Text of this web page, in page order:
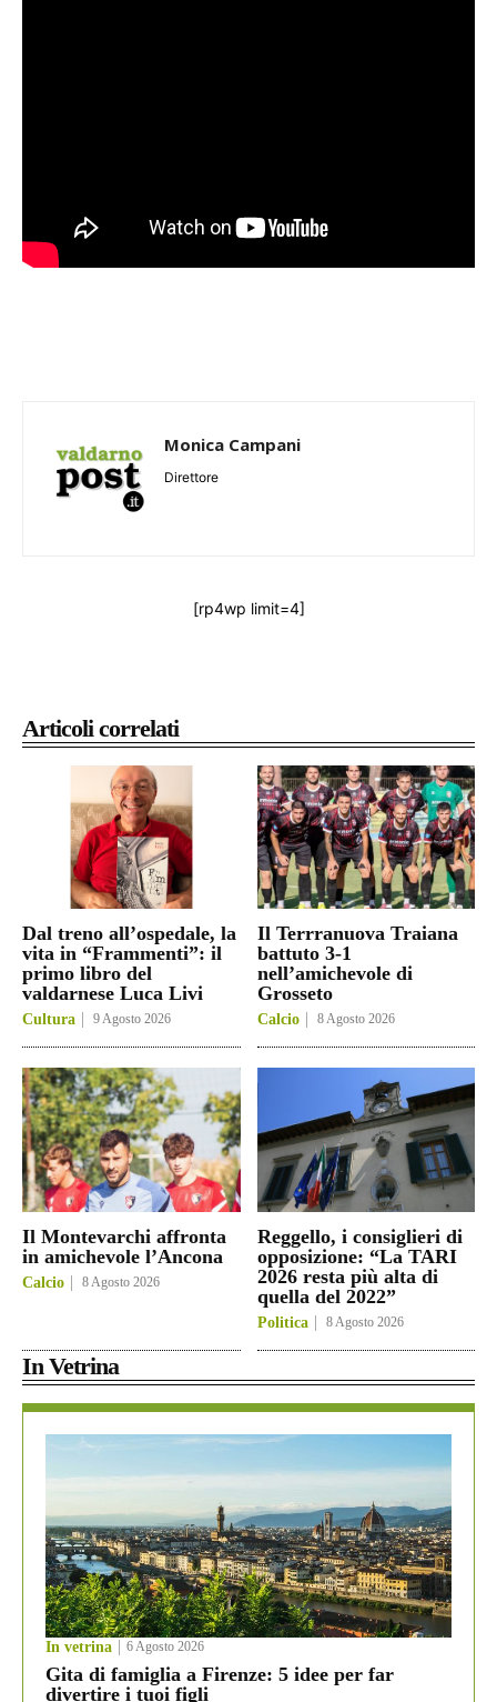
Articoli correlati
Dal treno all’ospedale, la
vita in “Frammenti”: il
primo libro del
valdarnese Luca Livi
Cultura 9 Agosto 2026
Il Terrranuova Traiana
battuto 3-1
nell’amichevole di
Grosseto
Calcio 8 Agosto 2026
Il Montevarchi affronta
in amichevole l’Ancona
Calcio 8 Agosto 2026
Reggello, i consiglieri di
opposizione: “La TARI
2026 resta più alta di
quella del 2022”
Politica 8 Agosto 2026
In Vetrina
In vetrina 6 Agosto 2026
Gita di famiglia a Firenze: 5 idee per far
divertire i tuoi figli
Monica Campani
Direttore
[rp4wp limit=4]